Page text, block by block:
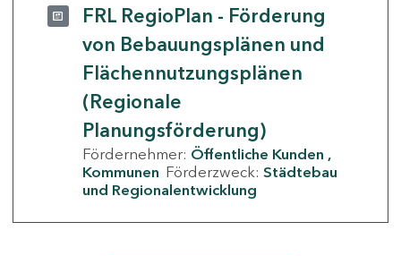
FRL RegioPlan - Förderung
von Bebauungsplänen und
Flächennutzungsplänen
(Regionale
Planungsförderung)
Fördernehmer: Öffentliche Kunden
Kommunen Förderzweck: Städtebau
und Regionalentwicklung